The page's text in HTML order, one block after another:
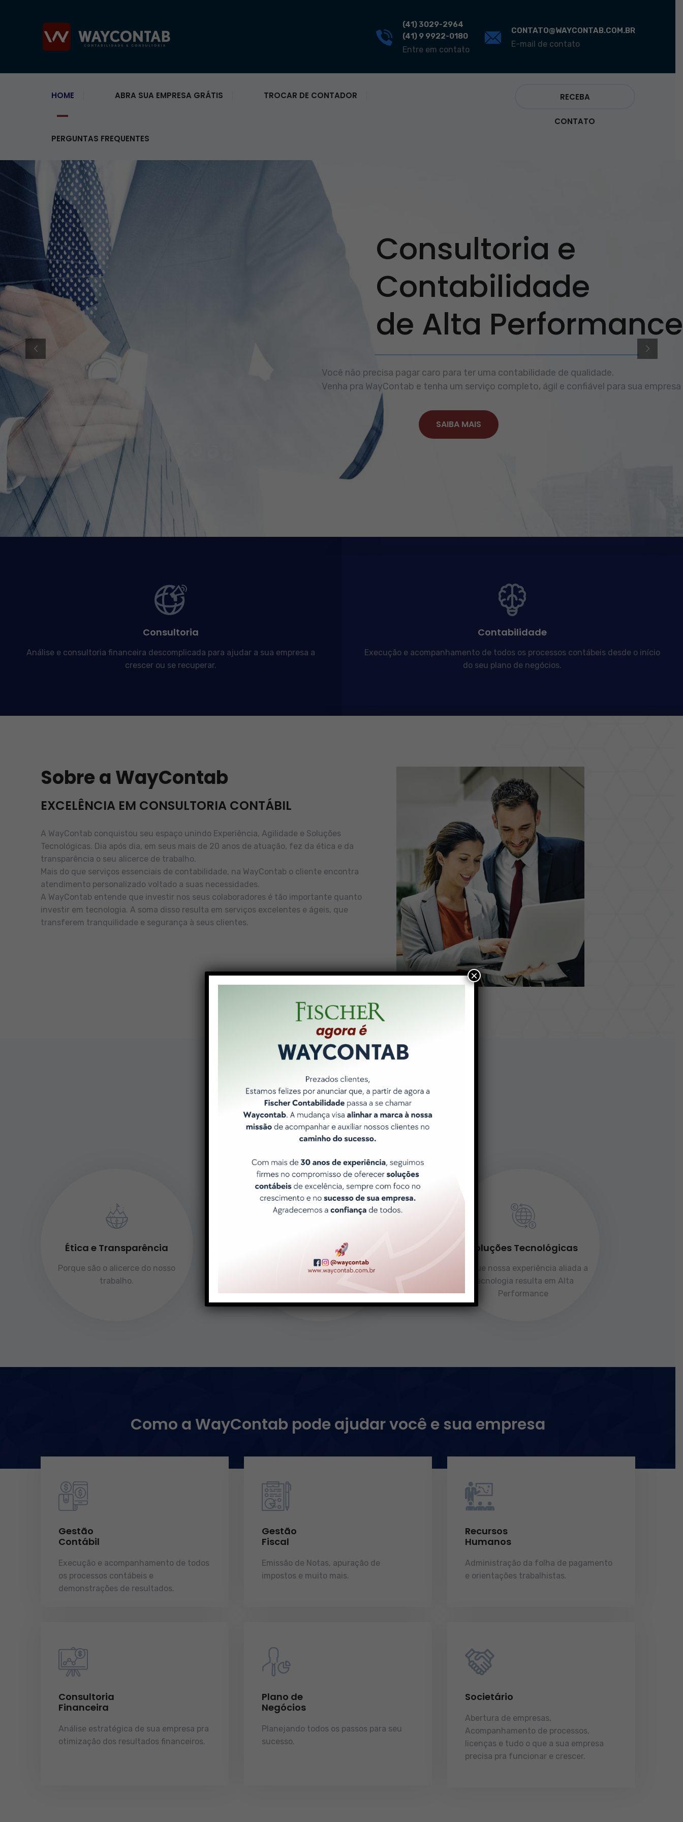
(41) 3029-2964
(41) 9 9922-0180
Entre em contato
CONTATO@WAYCONTAB.COM.BR
E-mail de contato
HOME ABRA SUA EMPRESA GRÁTIS TROCAR DE CONTADOR
PERGUNTAS FREQUENTES
RECEBA
CONTATO
Consultoria e
Contabilidade
de Alta Performance
Você não precisa pagar caro para ter uma contabilidade de qualidade.
Venha pra WayContab e tenha um serviço completo, ágil e confiável para sua empresa
SAIBA MAIS
Consultoria
Análise e consultoria financeira descomplicada para ajudar a sua empresa a
crescer ou se recuperar.
Contabilidade
Execução e acompanhamento de todos os processos contábeis desde o início
do seu plano de negócios.
Sobre a WayContab
EXCELÊNCIA EM CONSULTORIA CONTÁBIL
A WayContab conquistou seu espaço unindo Experiência, Agilidade e Soluções
Tecnológicas. Dia após dia, em seus mais de 20 anos de atuação, fez da ética e da
transparência o seu alicerce de trabalho.
Mais do que serviços essenciais de contabilidade, na WayContab o cliente encontra
atendimento personalizado voltado a suas necessidades.
A WayContab entende que investir nos seus colaboradores é tão importante quanto
investir em tecnologia. A soma disso resulta em serviços excelentes e ágeis, que
transferem tranquilidade e segurança à seus clientes.
Nossos Pilares
Nossa forma de entregar resultados é norteada por 3 pilares básicos:
Ética e Transparência
Porque são o alicerce do nosso
trabalho.
Atendimento ágil e Exclusivo
Porque sabemos que o tempo é
são únicas
Soluções Tecnológicas
Porque nossa experiência aliada a
tecnologia resulta em Alta
Performance
Como a WayContab pode ajudar você e sua empresa
Gestão
Contábil
Execução e acompanhamento de todos
os processos contábeis e
demonstrações de resultados.
Gestão
Fiscal
Emissão de Notas, apuração de
impostos e muito mais.
Recursos
Humanos
Administração da folha de pagamento
e orientações trabalhistas.
Consultoria
Financeira
Análise estratégica de sua empresa pra
otimização dos resultados financeiros.
Plano de
Negócios
Planejando todos os passos para seu
sucesso.
Societário
Abertura de empresas,
Acompanhamento de processos,
licenças e tudo o que a sua empresa
precisa pra funcionar e crescer.
×